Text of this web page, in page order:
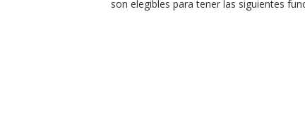
son elegibles para tener las siguientes